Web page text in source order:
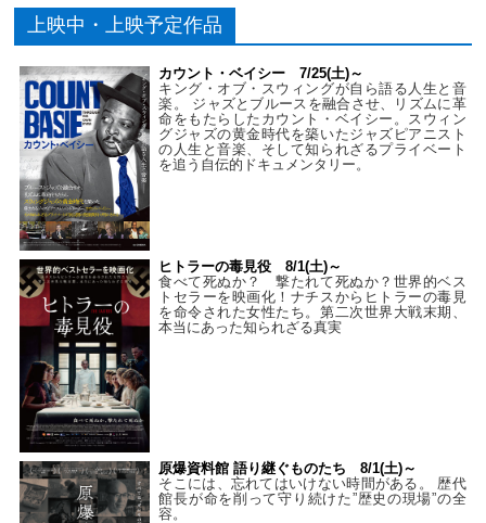
上映中・上映予定作品
カウント・ベイシー 7/25(土)～
キング・オブ・スウィングが自ら語る人生と音
楽。 ジャズとブルースを融合させ、リズムに革
命をもたらしたカウント・ベイシー。スウィン
グジャズの黄金時代を築いたジャズピアニスト
の人生と音楽、そして知られざるプライベート
を追う自伝的ドキュメンタリー。
ヒトラーの毒見役 8/1(土)～
食べて死ぬか？ 撃たれて死ぬか？世界的ベス
トセラーを映画化！ナチスからヒトラーの毒見
を命令された女性たち。第二次世界大戦末期、
本当にあった知られざる真実
原爆資料館 語り継ぐものたち 8/1(土)～
そこには、忘れてはいけない時間がある。 歴代
館長が命を削って守り続けた”歴史の現場”の全
容。